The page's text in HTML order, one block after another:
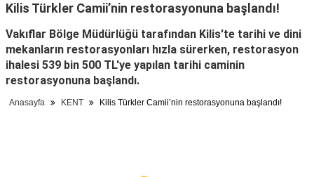
Kilis Türkler Camii’nin restorasyonuna başlandı!
Vakıflar Bölge Müdürlüğü tarafından Kilis'te tarihi ve dini
mekanların restorasyonları hızla sürerken, restorasyon
ihalesi 539 bin 500 TL'ye yapılan tarihi caminin
restorasyonuna başlandı.
Anasayfa KENT Kilis Türkler Camii’nin restorasyonuna başlandı!